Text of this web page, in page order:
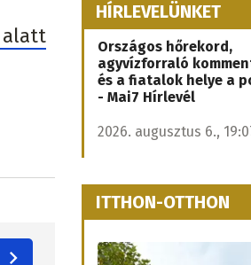
alatt
HÍRLEVELÜNKET
Országos hőrekord,
agyvízforraló
és a fiatalok helye a
- Mai7 Hírlevél
2026. augusztus 6.,
ITTHON-OTTHON